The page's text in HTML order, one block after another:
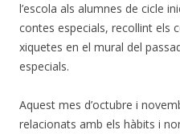
l’escola als alumnes de cicle
contes especials, recollint els
xiquetes en el mural del
especials.
Aquest mes d’octubre i
relacionats amb els hàbits i